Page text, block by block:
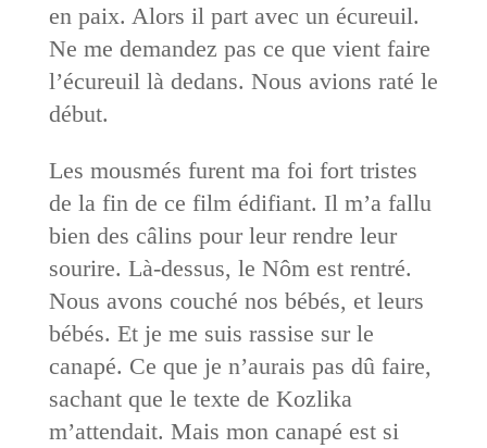
en paix. Alors il part avec un écureuil.
Ne me demandez pas ce que vient faire
l’écureuil là dedans. Nous avions raté le
début.
Les mousmés furent ma foi fort tristes
de la fin de ce film édifiant. Il m’a fallu
bien des câlins pour leur rendre leur
sourire. Là-dessus, le Nôm est rentré.
Nous avons couché nos bébés, et leurs
bébés. Et je me suis rassise sur le
canapé. Ce que je n’aurais pas dû faire,
sachant que le texte de Kozlika
m’attendait. Mais mon canapé est si